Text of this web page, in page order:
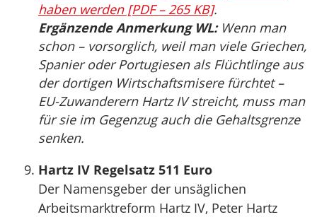
haben werden [PDF – 265 KB].
Ergänzende Anmerkung WL:Wenn man
schon – vorsorglich, weil man viele Griechen,
Spanier oder Portugiesen als Flüchtlinge aus
der dortigen Wirtschaftsmisere fürchtet –
EU-Zuwanderern Hartz IV streicht, muss man
für sie im Gegenzug auch die Gehaltsgrenze
senken.
Hartz IV Regelsatz 511 Euro
Der Namensgeber der unsäglichen
Arbeitsmarktreform Hartz IV, Peter Hartz